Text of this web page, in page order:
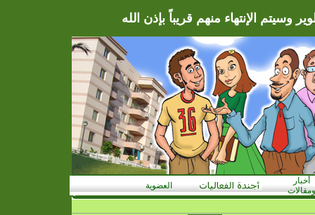
وسيتم الإنتهاء منهم قريباً بإذن الله
أخبار
ومقالات
العضوية